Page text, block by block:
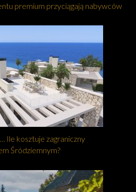
premium przyciągają nabywców
Ile kosztuje zagraniczny
Śródziemnym?